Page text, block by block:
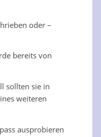
oder –
bereits von
sollten sie in
weiteren
ausprobieren